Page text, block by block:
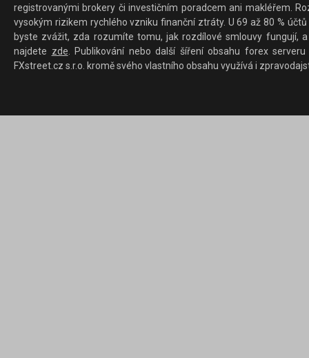
registrovanými brokery či investičním poradcem ani makléřem.
vysokým rizikem rychlého vzniku finanční ztráty. U 69 až 80 %
byste zvážit, zda rozumíte tomu, jak rozdílové smlouvy fungují,
najdete zde. Publikování nebo další šíření obsahu forex
FXstreet.cz s.r.o. kromě svého vlastního obsahu využívá i